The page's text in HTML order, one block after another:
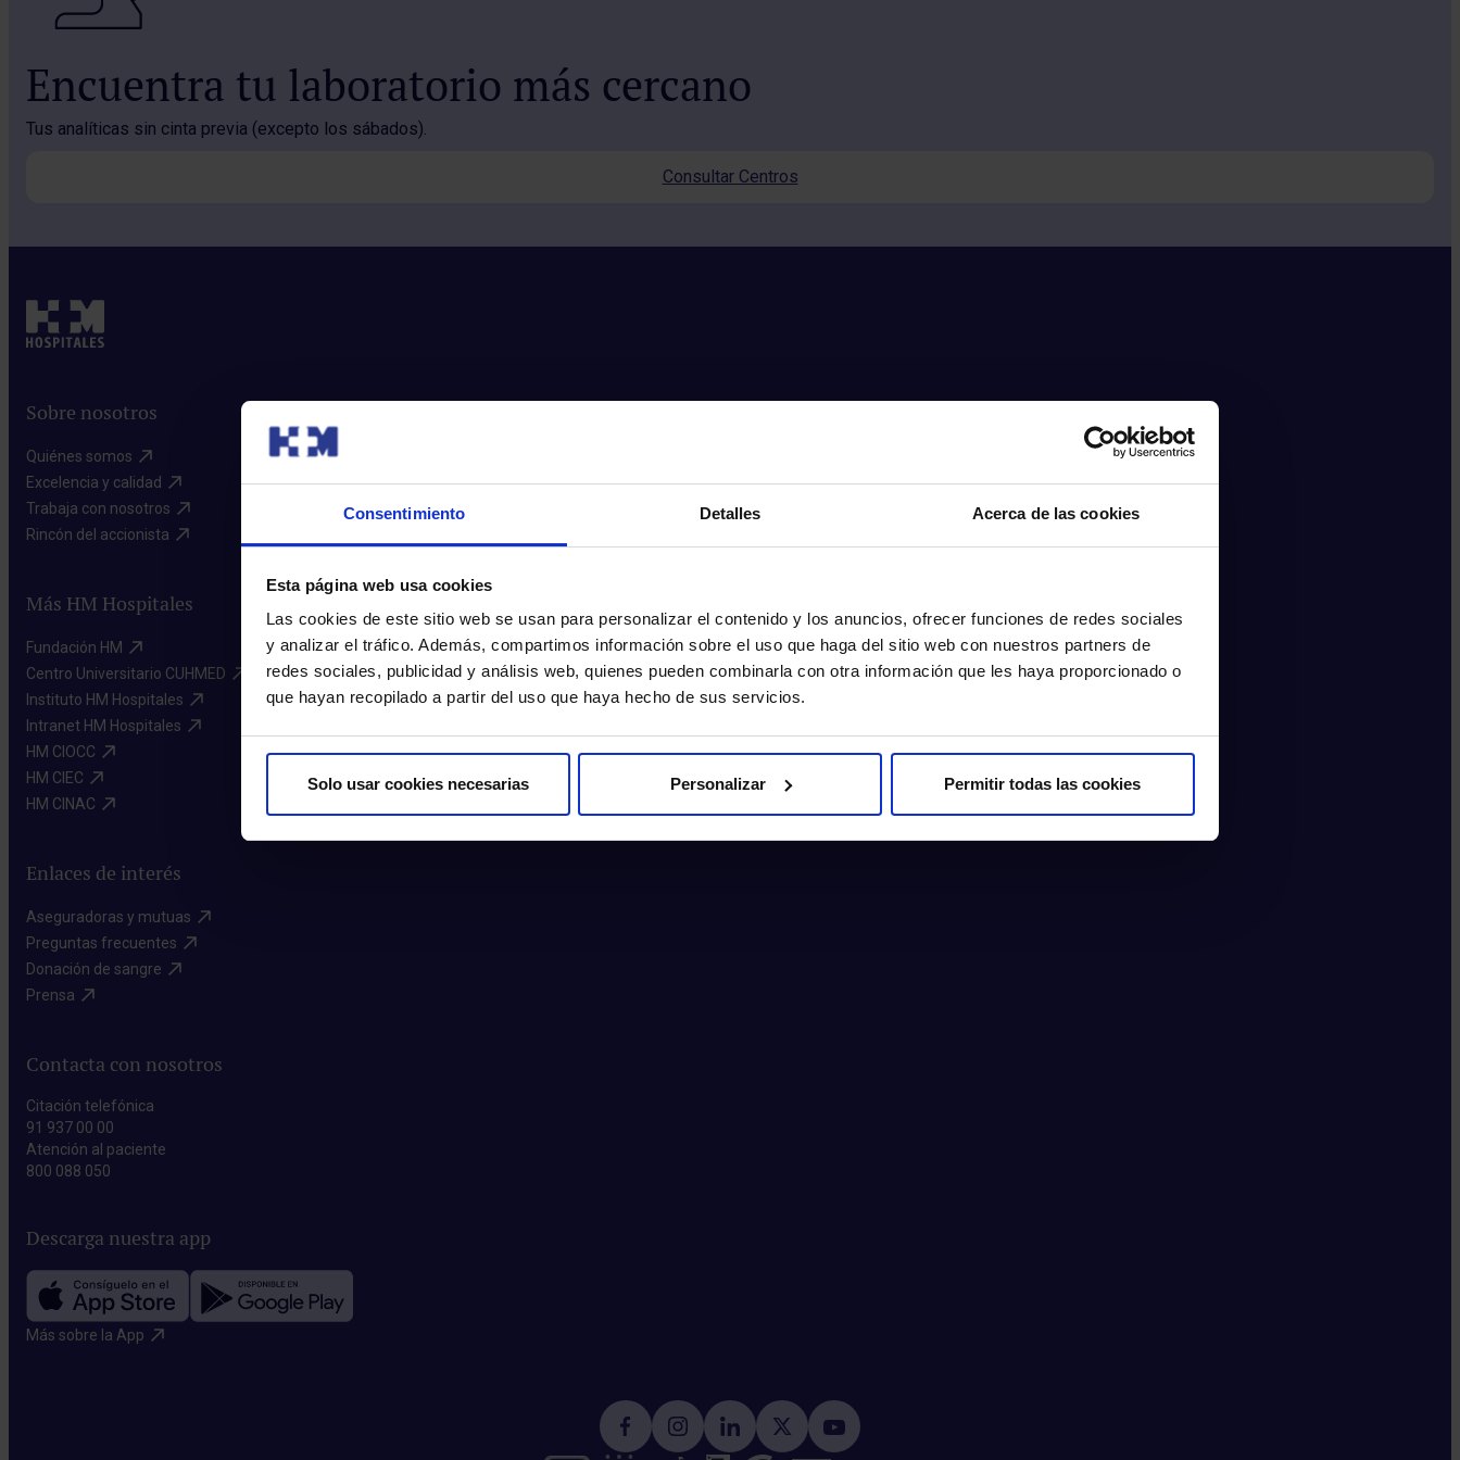
Consentimiento Detalles Acerca de las cookies
Esta página web usa cookies
Las cookies de este sitio web se usan para personalizar el contenido y los anuncios, ofrecer funciones de redes sociales
y analizar el tráfico. Además, compartimos información sobre el uso que haga del sitio web con nuestros partners de
redes sociales, publicidad y análisis web, quienes pueden combinarla con otra información que les haya proporcionado o
que hayan recopilado a partir del uso que haya hecho de sus servicios.
Solo usar cookies necesarias Personalizar Permitir todas las cookies
Encuentra tu laboratorio más cercano
Tus analíticas sin cinta previa (excepto los sábados).
Consultar Centros
Sobre nosotros
Quiénes somos​
Excelencia y calidad​
Trabaja con nosotros​
Rincón del accionista​
Más HM Hospitales
Fundación HM​
Centro Universitario CUHMED​
Instituto HM Hospitales​
Intranet HM Hospitales​
HM CIOCC​
HM CIEC​
HM CINAC​
Enlaces de interés
Aseguradoras y mutuas​
Preguntas frecuentes​
Donación de sangre​
Prensa​
Contacta con nosotros
Citación telefónica
91 937 00 00
Atención al paciente
800 088 050
Descarga nuestra app
Más sobre la App​